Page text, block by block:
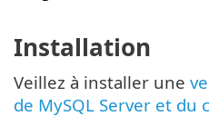
Installation
Veillez à installer une
de MySQL Server et du